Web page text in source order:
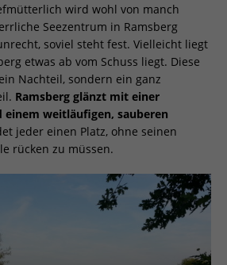
wird wohl von manch
Seezentrum in Ramsberg
soviel steht fest. Vielleicht liegt
etwas ab vom Schuss liegt. Diese
Nachteil, sondern ein ganz
Ramsberg glänzt mit einer
einem weitläufigen, sauberen
jeder einen Platz, ohne seinen
rücken zu müssen.